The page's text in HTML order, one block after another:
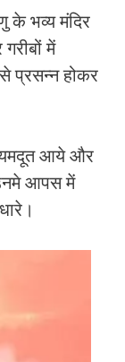
के भव्य मंदिर
में
प्रसन्न होकर
यमदूत आये और
आपस में